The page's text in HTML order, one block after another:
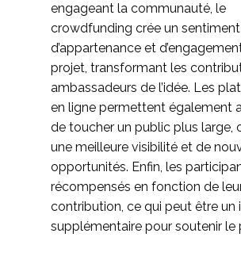
engageant la communauté, le
crowdfunding crée un sentiment
d’appartenance et
projet, transformant les
ambassadeurs de l’idée. Les
en ligne permettent également
de toucher un public plus large,
une meilleure visibilité et de
opportunités. Enfin, les
récompensés en fonction de
contribution, ce qui peut être un
supplémentaire pour soutenir le